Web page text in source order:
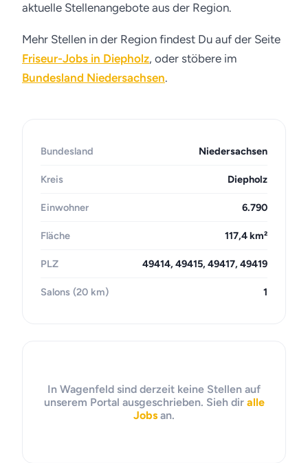
aktuelle Stellenangebote aus der Region.
Mehr Stellen in der Region findest Du auf der Seite
Friseur-Jobs in Diepholz, oder stöbere im
Bundesland Niedersachsen.
Bundesland Niedersachsen
Kreis Diepholz
Einwohner 6.790
Fläche 117,4 km²
PLZ 49414, 49415, 49417, 49419
Salons (20 km) 1
In Wagenfeld sind derzeit keine Stellen auf
unserem Portal ausgeschrieben. Sieh dir alle
Jobs an.